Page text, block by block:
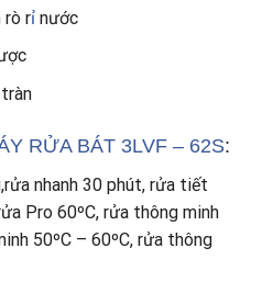
rò rỉnước
RỬA BÁT 3LVF – 62S:
nhanh 30 phút, rửa tiết
Pro 60ºC, rửa thông minh
50ºC – 60ºC, rửa thông